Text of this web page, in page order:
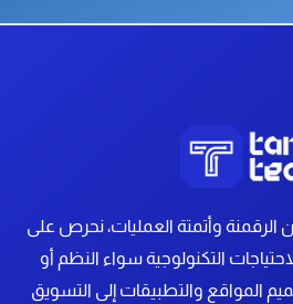
الرقمنة وأتمتة العمليات، نحرص على
التكنولوجية سواء النظم أو
المواقع والتطبيقات إلى التسويق